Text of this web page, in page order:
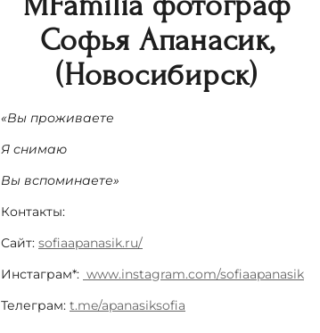
Софья Апанасик,
(Новосибирск)
«Вы проживаете
Я снимаю
Вы вспоминаете»
Контакты:
Сайт: sofiaapanasik.ru/
Инстаграм*: www.instagram.com/sofiaapanasik
Телеграм: t.me/apanasiksofia